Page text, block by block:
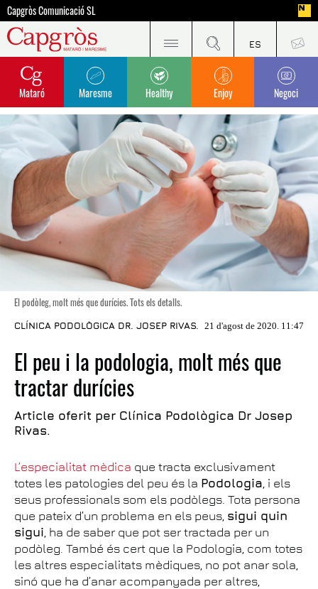
Capgròs Comunicació SL
Mataró Maresme Healthy Enjoy Negoci
El podòleg, molt més que durícies. Tots els detalls.
CLÍNICA PODOLÒGICA DR. JOSEP RIVAS. 21 d'agost de 2020. 11:47
El peu i la podologia, molt més que
tractar durícies
Article oferit per Clínica Podològica Dr Josep
Rivas.
L’especialitat mèdica que tracta exclusivament
totes les patologies del peu és la Podologia , i els
seus professionals som els podòlegs. Tota persona
que pateix d’un problema en els peus, sigui quin
sigui , ha de saber que pot ser tractada per un
podòleg. També és cert que la Podologia, com totes
les altres especialitats mèdiques, no pot anar sola,
sinó que ha d’anar acompanyada per altres,